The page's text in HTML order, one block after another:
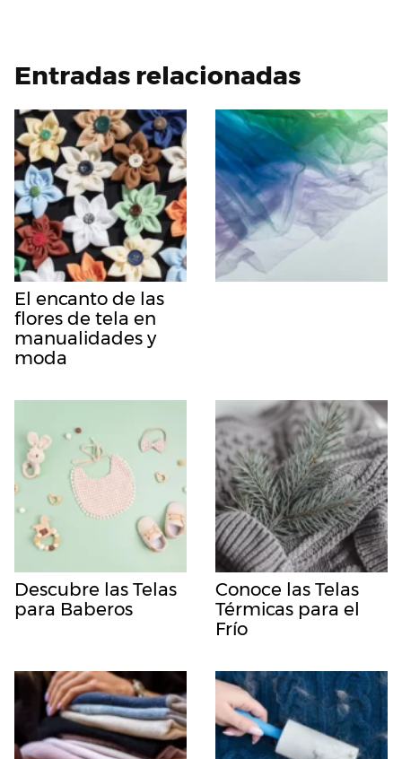
Entradas relacionadas
El encanto de las
flores de tela en
manualidades y
moda
Descubre las Telas
para Baberos
Conoce las Telas
Térmicas para el
Frío